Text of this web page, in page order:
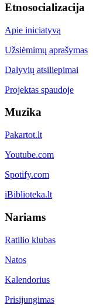
Etnosocializacija
Apie iniciatyvą
Užsiėmimų aprašymas
Dalyvių atsiliepimai
Projektas spaudoje
Muzika
Pakartot.lt
Youtube.com
Spotify.com
iBiblioteka.lt
Nariams
Ratilio klubas
Natos
Kalendorius
Prisijungimas